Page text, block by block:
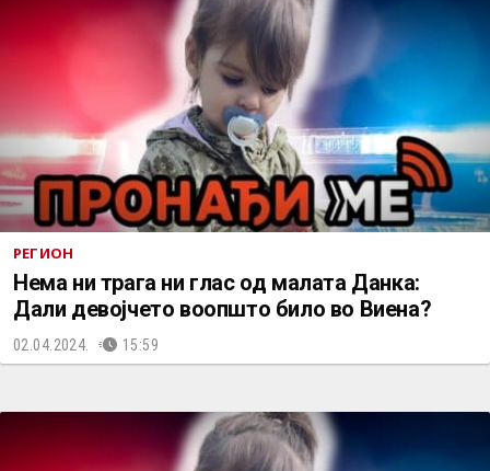
РЕГИОН
Нема ни трага ни глас од малата Данка:
Дали девојчето воопшто било во Виена?
02.04.2024. 15:59